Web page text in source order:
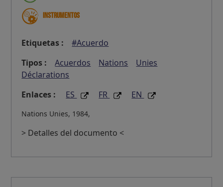
Instrumentos
Etiquetas :
#Acuerdo
Tipos :
Acuerdos Nations
Unies
Déclarations
Enlaces :
ES FR EN
Nations Unies, 1984,
> Detalles del documento <